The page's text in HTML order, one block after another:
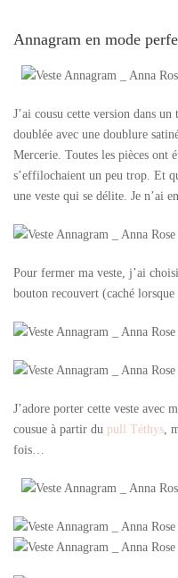
Annagram en mode
J’ai cousu cette version dans
doublée avec une doublure
Mercerie. Toutes les pièces ont
s’effilochaient un peu trop. Et
une veste qui se délite. Je n’ai
Pour fermer ma veste, j’ai
bouton recouvert (caché lorsque
J’adore porter cette veste avec
cousue à partir du pull Téthys ,
fois…